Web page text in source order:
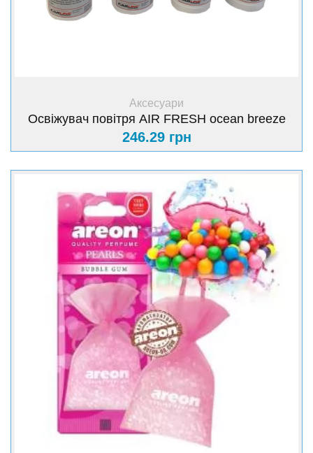
Аксесуари
Освіжувач повітря AIR FRESH ocean breeze
246.29 грн